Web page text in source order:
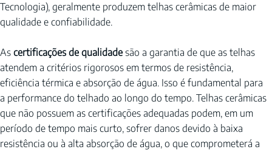
Tecnologia), geralmente produzem telhas cerâmicas de maior
qualidade e confiabilidade.
As certificações de qualidade são a garantia de que as telhas
atendem a critérios rigorosos em termos de resistência,
eficiência térmica e absorção de água. Isso é fundamental para
a performance do telhado ao longo do tempo. Telhas cerâmicas
que não possuem as certificações adequadas podem, em um
período de tempo mais curto, sofrer danos devido à baixa
resistência ou à alta absorção de água, o que comprometerá a